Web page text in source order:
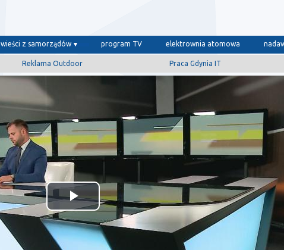
wieści z samorządów program TV elektrownia atomowa
Reklama Outdoor Praca Gdynia IT
Odtwórz
wideo